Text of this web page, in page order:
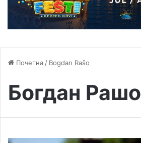
Почетна / Bogdan Rašo
Богдан Рашо